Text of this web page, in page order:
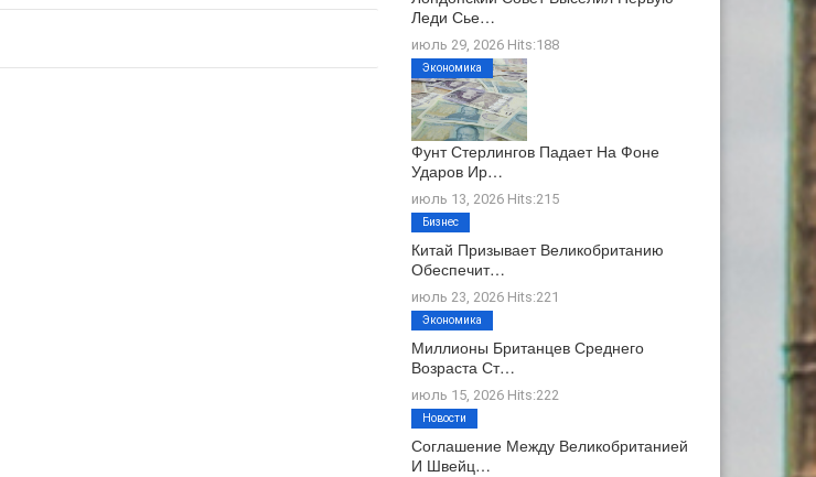
Леди Сье…
июль 29, 2026 Hits:188
Фунт Стерлингов Падает На Фоне
Ударов Ир…
июль 13, 2026 Hits:215
Экономика
Китай Призывает Великобританию
Обеспечит…
июль 23, 2026 Hits:221
Бизнес
Миллионы Британцев Среднего
Возраста Ст…
июль 15, 2026 Hits:222
Экономика
Соглашение Между Великобританией
И Швейц…
Новости